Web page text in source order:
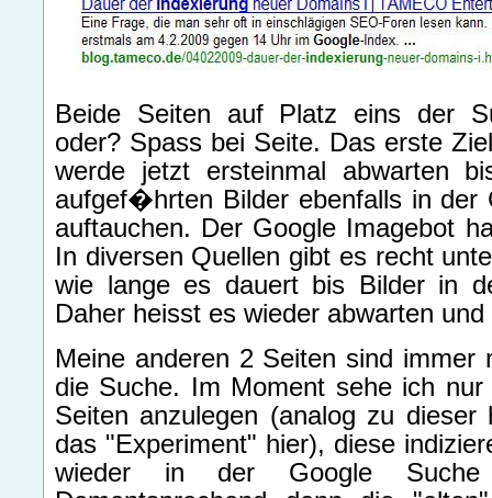
Beide Seiten auf Platz eins der
oder? Spass bei Seite. Das erste
werde jetzt ersteinmal abwarten
aufgef�hrten Bilder ebenfalls in der
auftauchen. Der Google Imagebot
In diversen Quellen gibt es recht
wie lange es dauert bis Bilder in
Daher heisst es wieder abwarten und
Meine anderen 2 Seiten sind
die Suche. Im Moment sehe ich
Seiten anzulegen (analog zu dieser
das "Experiment" hier), diese
wieder in der Google Suche